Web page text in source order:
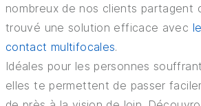
nombreux de nos clients partagent
trouvé une solution efficace avec
contact multifocales.
Idéales pour les personnes
elles te permettent de passer